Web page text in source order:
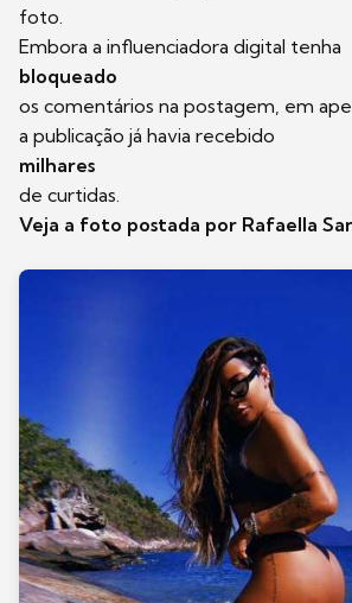
foto.
Embora a influenciadora digital tenha
bloqueado
os comentários na postagem, em
a publicação já havia recebido
milhares
de curtidas.
Veja a foto postada por Rafaella